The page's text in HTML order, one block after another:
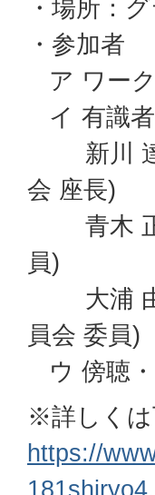
・場所：
・参加者
ア ワー
イ 有識
新川 達
会 座長)
青木 正
員)
大浦 由
員会 委員)
ウ 傍聴
※詳しくは
https://